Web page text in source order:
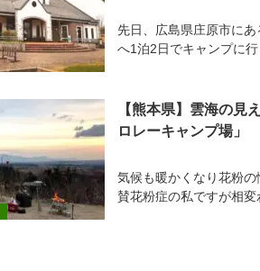
先日、広島県庄原市に
へ1泊2日でキャンプに行
【熊本県】雲海の見
ロレーキャンプ場」
気候も暖かくなり花粉
賛花粉症の私ですが相変